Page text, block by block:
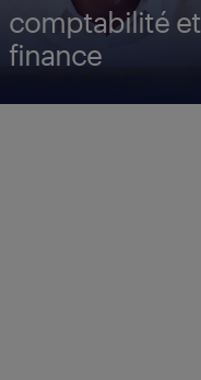
comptabilité et
finance